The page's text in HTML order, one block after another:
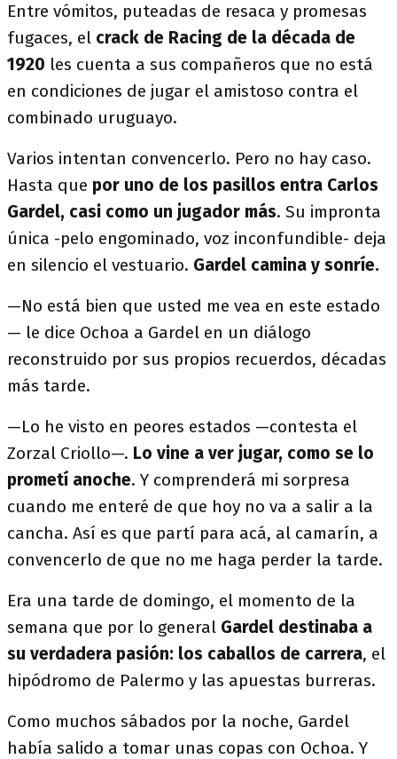
Entre vómitos, puteadas de resaca y promesas
fugaces, el crack de Racing de la década de
1920 les cuenta a sus compañeros que no está
en condiciones de jugar el amistoso contra el
combinado uruguayo.
Varios intentan convencerlo. Pero no hay caso.
Hasta que por uno de los pasillos entra Carlos
Gardel, casi como un jugador más. Su impronta
única -pelo engominado, voz inconfundible- deja
en silencio el vestuario. Gardel camina y sonríe.
—No está bien que usted me vea en este estado
— le dice Ochoa a Gardel en un diálogo
reconstruido por sus propios recuerdos, décadas
más tarde.
—Lo he visto en peores estados —contesta el
Zorzal Criollo—. Lo vine a ver jugar, como se lo
prometí anoche. Y comprenderá mi sorpresa
cuando me enteré de que hoy no va a salir a la
cancha. Así es que partí para acá, al camarín, a
convencerlo de que no me haga perder la tarde.
Era una tarde de domingo, el momento de la
semana que por lo general Gardel destinaba a
su verdadera pasión: los caballos de carrera, el
hipódromo de Palermo y las apuestas burreras.
Como muchos sábados por la noche, Gardel
había salido a tomar unas copas con Ochoa. Y